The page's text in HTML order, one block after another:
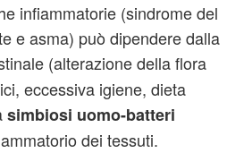
infiammatorie (sindrome del
e asma) può dipendere dalla
(alterazione della flora
eccessiva igiene, dieta
simbiosi uomo-batteri
dei tessuti.